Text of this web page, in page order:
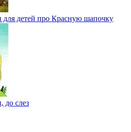
детей про Красную шапочку
до слез